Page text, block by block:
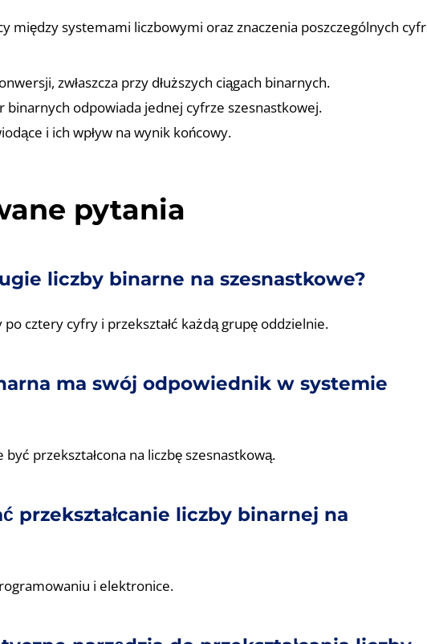
między systemami liczbowymi oraz znaczenia poszczególnych cyfr
zwłaszcza przy dłuższych ciągach binarnych.
binarnych odpowiada jednej cyfrze szesnastkowej.
i ich wpływ na wynik końcowy.
pytania
liczby binarne na szesnastkowe?
cztery cyfry i przekształć każdą grupę oddzielnie.
ma swój odpowiednik w systemie
przekształcona na liczbę szesnastkową.
przekształcanie liczby binarnej na
i elektronice.